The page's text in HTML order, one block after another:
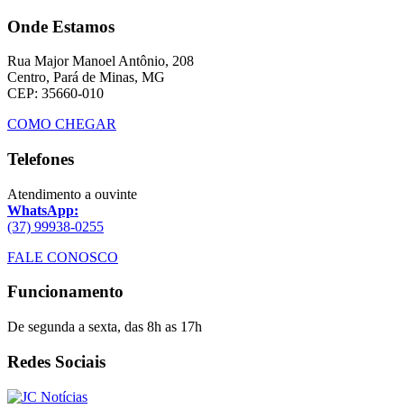
Onde Estamos
Rua Major Manoel Antônio, 208
Centro, Pará de Minas, MG
CEP: 35660-010
COMO CHEGAR
Telefones
Atendimento a ouvinte
WhatsApp:
(37) 99938-0255
FALE CONOSCO
Funcionamento
De segunda a sexta, das 8h as 17h
Redes Sociais